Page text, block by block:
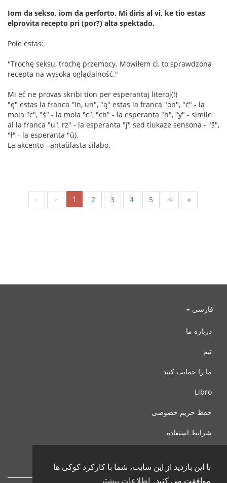
با این بازدید از این سایت، شما با کارکرد کوکی ها
موافقت می کنید.
اطلاعات بیشتر
Iom da sekso, iom da perforto. Mi diris al vi, ke tio estas
elprovita recepto pri (por?) alta spektado.
Pole estas:
"Trochę seksu, trochę przemocy. Mowiłem ci, to sprawdzona
recepta na wysoką oglądalność."
Mi eĉ ne provas skribi tion per esperantaj literoj(!)
"ę" estas la franca "in, un", "ą" estas la franca "on", "ć" - la
mola "c", "ś" - la mola "c", "ch" - la esperanta "h", "y" - simile
al la franca "u", rz" - la esperanta "ĵ" sed tiukaze sensona - "ŝ",
"ł" - la esperanta "ŭ).
La akcento - antaŭlasta silabo.
« < 1 2 3 4 5 > »
فارسی
درباره ما
تیم
ما را حمایت کنید
Libro
حفظ حریم خصوصی
شرایط استفاده